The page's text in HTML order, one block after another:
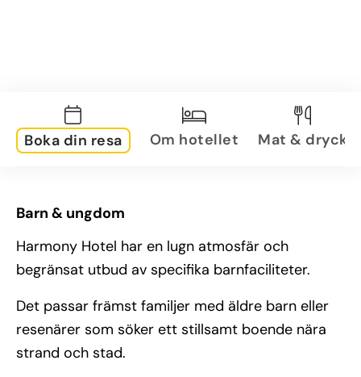
Boka din resa Om hotellet Mat & dryck
Barn & ungdom
Harmony Hotel har en lugn atmosfär och
begränsat utbud av specifika barnfaciliteter.
Det passar främst familjer med äldre barn eller
resenärer som söker ett stillsamt boende nära
strand och stad.